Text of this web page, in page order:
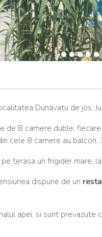
Dunavatu de jos,
de 8 camere duble,
cele 8 camere au balcon,
terasa un frigider mare,
dispune de un
apei, si sunt prevazute